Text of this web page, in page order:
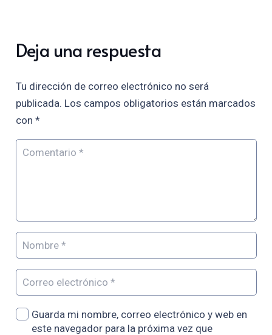
Deja una respuesta
Tu dirección de correo electrónico no será
publicada. Los campos obligatorios están marcados
con *
Guarda mi nombre, correo electrónico y web en
este navegador para la próxima vez que